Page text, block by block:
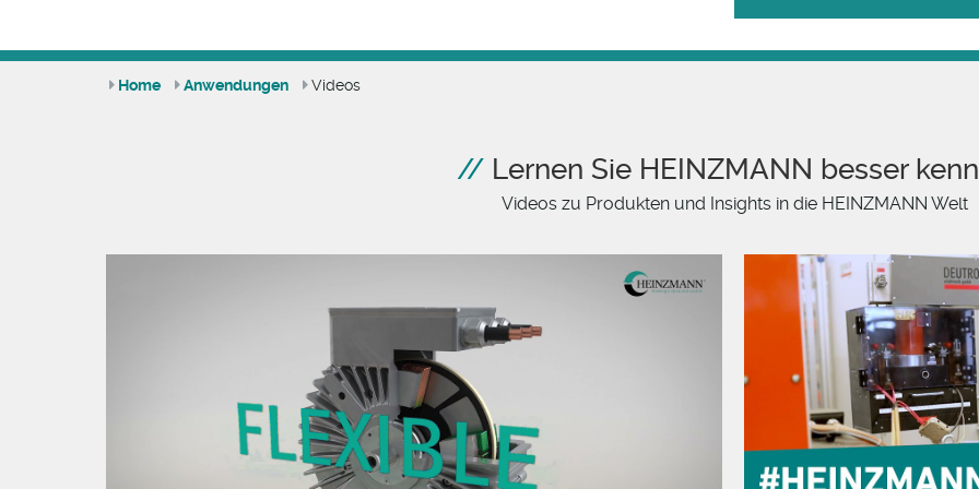
Home Anwendungen Videos
Lernen Sie HEINZMANN besser
Videos zu Produkten und Insights in die HEINZMANN Welt